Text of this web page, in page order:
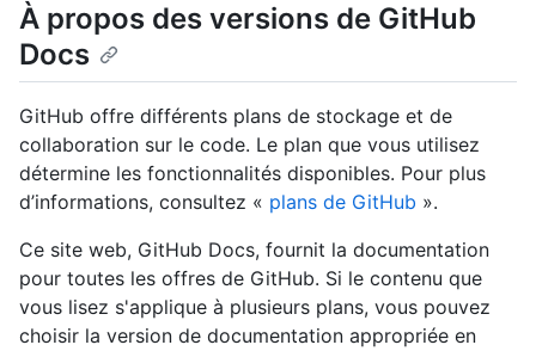
À propos des versions de GitHub
Docs
GitHub offre différents plans de stockage et de
collaboration sur le code. Le plan que vous utilisez
détermine les fonctionnalités disponibles. Pour plus
d’informations, consultez « plans de GitHub ».
Ce site web, GitHub Docs, fournit la documentation
pour toutes les offres de GitHub. Si le contenu que
vous lisez s'applique à plusieurs plans, vous pouvez
choisir la version de documentation appropriée en